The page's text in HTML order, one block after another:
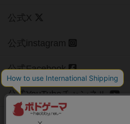
公式X
公式instagram
公式Facebook
公式YouTubeチャンネル